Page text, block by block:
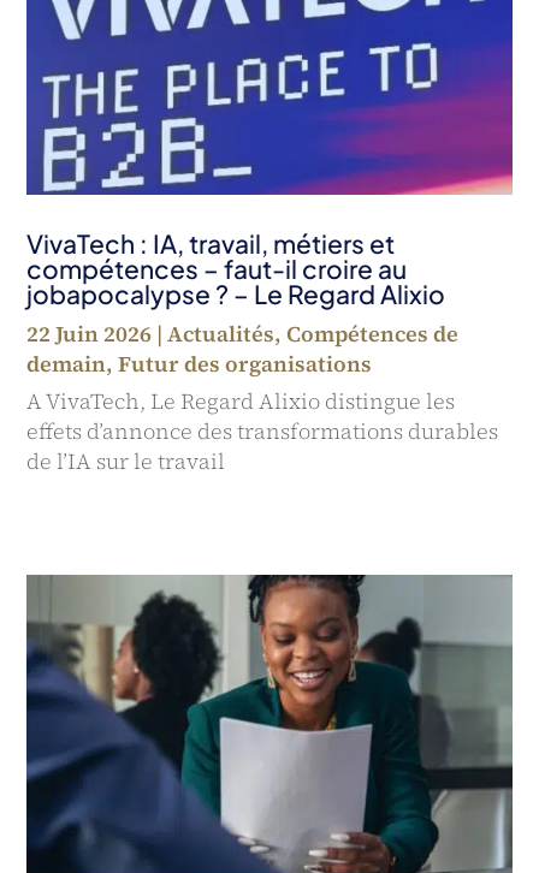
VivaTech : IA, travail, métiers et
compétences – faut-il croire au
jobapocalypse ? – Le Regard Alixio
22 Juin 2026 |Actualités,Compétences de
demain,Futur des organisations
A VivaTech, Le Regard Alixio distingue les
effets d’annonce des transformations durables
de l’IA sur le travail